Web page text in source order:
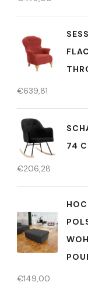
€639,81
74
€206,28
UF
€149,00